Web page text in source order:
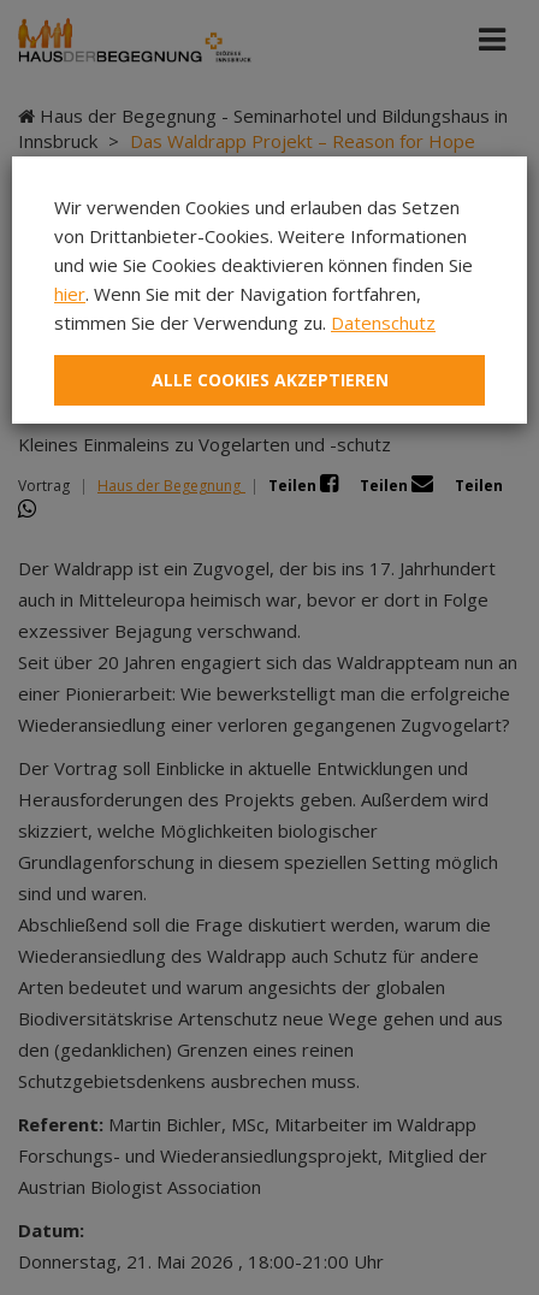
Haus der Begegnung - Seminarhotel und Bildungshaus in
Innsbruck > Das Waldrapp Projekt – Reason for Hope
Das Waldrapp Projekt
– Reason for Hope
Kleines Einmaleins zu Vogelarten und -schutz
Vortrag | Haus der Begegnung | Teilen Teilen Teilen
Der Waldrapp ist ein Zugvogel, der bis ins 17. Jahrhundert
auch in Mitteleuropa heimisch war, bevor er dort in Folge
exzessiver Bejagung verschwand.
Seit über 20 Jahren engagiert sich das Waldrappteam nun an
einer Pionierarbeit: Wie bewerkstelligt man die erfolgreiche
Wiederansiedlung einer verloren gegangenen Zugvogelart?
Der Vortrag soll Einblicke in aktuelle Entwicklungen und
Herausforderungen des Projekts geben. Außerdem wird
skizziert, welche Möglichkeiten biologischer
Grundlagenforschung in diesem speziellen Setting möglich
sind und waren.
Abschließend soll die Frage diskutiert werden, warum die
Wiederansiedlung des Waldrapp auch Schutz für andere
Arten bedeutet und warum angesichts der globalen
Biodiversitätskrise Artenschutz neue Wege gehen und aus
den (gedanklichen) Grenzen eines reinen
Schutzgebietsdenkens ausbrechen muss.
Referent: Martin Bichler, MSc, Mitarbeiter im Waldrapp
Forschungs- und Wiederansiedlungsprojekt, Mitglied der
Austrian Biologist Association
Datum:
Donnerstag, 21. Mai 2026 , 18:00-21:00 Uhr
Wir verwenden Cookies und erlauben das Setzen
von Drittanbieter-Cookies. Weitere Informationen
und wie Sie Cookies deaktivieren können finden Sie
hier. Wenn Sie mit der Navigation fortfahren,
stimmen Sie der Verwendung zu. Datenschutz
ALLE COOKIES AKZEPTIEREN